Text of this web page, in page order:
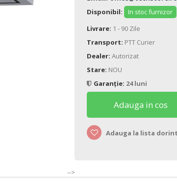
Disponibil:
In stoc furnizor
Livrare: 1 - 90 Zile
Transport: PTT Curier
Dealer: Autorizat
Stare: NOU
Garanție: 24 luni
Adauga in cos
Adauga la lista
-->